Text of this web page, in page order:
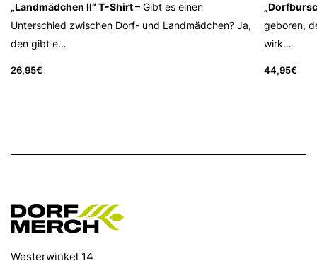
„Landmädchen II“ T-Shirt– Gibt es einen
Unterschied zwischen Dorf- und Landmädchen? Ja,
den gibt e…
26,95€
geboren,
wirk…
44,95€
Westerwinkel 14